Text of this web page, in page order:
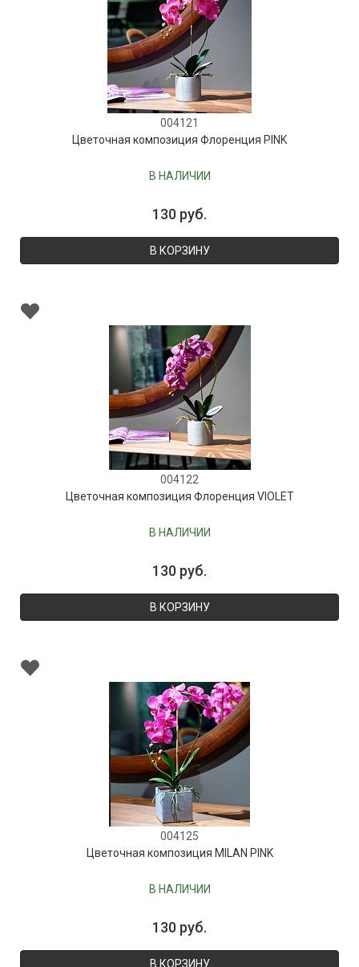
004121
Цветочная композиция Флоренция PINK
В НАЛИЧИИ
130 руб.
В КОРЗИНУ
004122
Цветочная композиция Флоренция VIOLET
В НАЛИЧИИ
130 руб.
В КОРЗИНУ
004125
Цветочная композиция MILAN PINK
В НАЛИЧИИ
130 руб.
В КОРЗИНУ